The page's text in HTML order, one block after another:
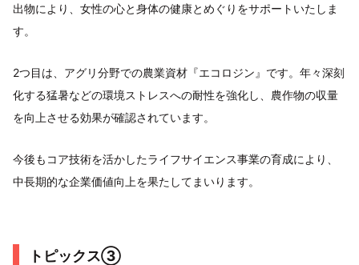
出物により、女性の心と身体の健康とめぐりをサポートいたしま
す。
2つ目は、アグリ分野での農業資材『エコロジン』です。年々深刻
化する猛暑などの環境ストレスへの耐性を強化し、農作物の収量
を向上させる効果が確認されています。
今後もコア技術を活かしたライフサイエンス事業の育成により、
中長期的な企業価値向上を果たしてまいります。
トピックス③